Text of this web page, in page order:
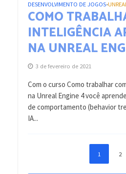
DESENVOLVIMENTO DE JOGOS•
COMO
INTELIGÊNCIA
NA UNREAL
3 de fevereiro de 2021
Com o curso Como trabalhar
na Unreal Engine 4 você
de comportamento (behavior
IA...
1 2